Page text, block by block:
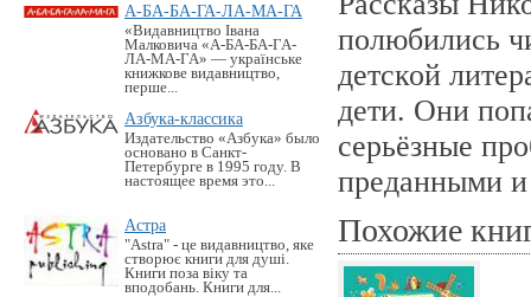
А-БА-БА-ГА-ЛА-МА-ГА
«Видавництво Івана
Малковича «А-БА-БА-ГА-
ЛА-МА-ГА» — українське
книжкове видавництво,
перше...
Азбука-классика
Издательство «Азбука» было
основано в Санкт-
Петербурге в 1995 году. В
настоящее время это...
Астра
"Astra" - це видавництво, яке
створює книги для душі.
Книги поза віку та
вподобань. Книги для...
полюбились
детской
дети. Они
серьёзные
преданными
Похожие